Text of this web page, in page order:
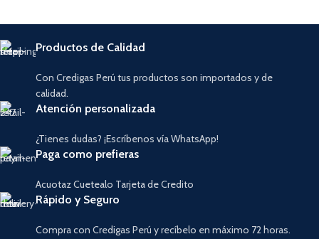
Productos de Calidad
Con Credigas Perú tus productos son importados y de
calidad.
Atención personalizada
¿Tienes dudas? ¡Escríbenos vía WhatsApp!
Paga como prefieras
Acuotaz Cuetealo Tarjeta de Credito
Rápido y Seguro
Compra con Credigas Perú y recíbelo en máximo 72 horas.